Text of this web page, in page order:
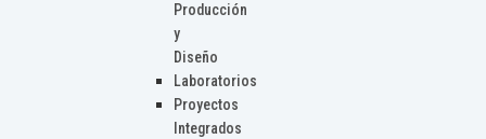
Producción
y
Diseño
Laboratorios
Proyectos
Integrados